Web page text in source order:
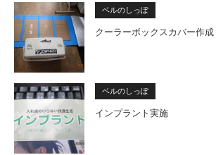
ベルのしっぽ
クーラーボックスカバー作成
ベルのしっぽ
インプラント実施